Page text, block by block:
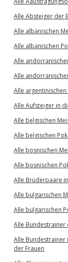
Alle Absteiger der
Alle albanischen
Alle albanischen
Alle
Alle
Alle
Alle Aufsteiger in
Alle belgischen
Alle belgischen
Alle bosnischen
Alle bosnischen
Alle Brüderpaare
Alle bulgarischen
Alle bulgarischen
Alle
Alle
der Frauen